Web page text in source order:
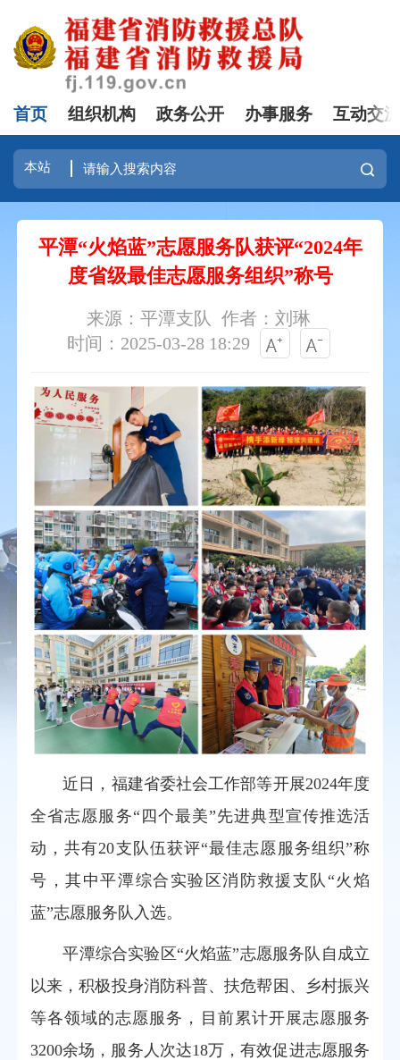
首页 组织机构 政务公开 办事服务 互动交
平潭“火焰蓝”志愿服务队获评“2024年
度省级最佳志愿服务组织”称号
来源：平潭支队
作者：刘琳
时间：2025-03-28 18:29
近日，福建省委社会工作部等开展2024年度
全省志愿服务“四个最美”先进典型宣传推选活
动，共有20支队伍获评“最佳志愿服务组织”称
号 ，其中平潭综合实验区消防救援支队“火焰
蓝”志愿服务队 入选。
平潭综合实验区“火焰蓝”志愿服务队自成立
以来，积极投身消防科普、扶危帮困、乡村振兴
等各领域的志愿服务，目前累计开展志愿服务
3200余场，服务人次达18万，有效促进志愿服务